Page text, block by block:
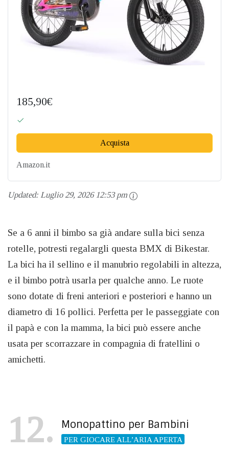
185,90€
Acquista
Amazon.it
Updated: Luglio 29, 2026 12:53 pm
Se a 6 anni il bimbo sa già andare sulla bici senza
rotelle, potresti regalargli questa BMX di Bikestar.
La bici ha il sellino e il manubrio regolabili in altezza,
e il bimbo potrà usarla per qualche anno. Le ruote
sono dotate di freni anteriori e posteriori e hanno un
diametro di 16 pollici. Perfetta per le passeggiate con
il papà e con la mamma, la bici può essere anche
usata per scorrazzare in compagnia di fratellini o
amichetti.
12 Monopattino per Bambini
PER GIOCARE ALL’ARIA APERTA